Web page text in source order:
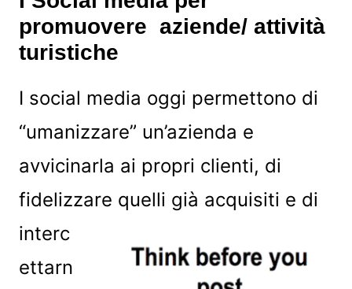
promuovere aziende/ attività
turistiche
I social media oggi permettono di
“umanizzare” un’azienda e
avvicinarla ai propri clienti, di
fidelizzare quelli già acquisiti e di
interc
ettarn